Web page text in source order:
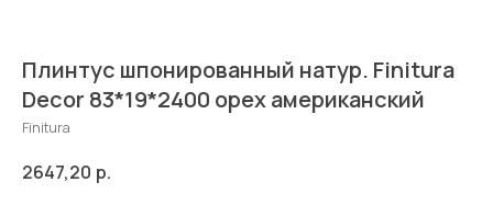
Плинтус шпонированный натур. Finitura
Decor 83*19*2400 орех американский
Finitura
2647,20 р.